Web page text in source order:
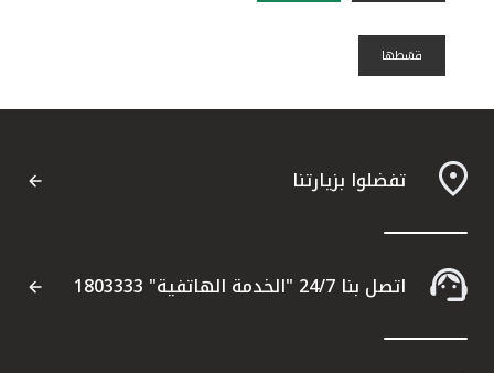
قسًطها
تفضلوا بزيارتنا
اتصل بنا 24/7 "الخدمة الهاتفية" 1803333